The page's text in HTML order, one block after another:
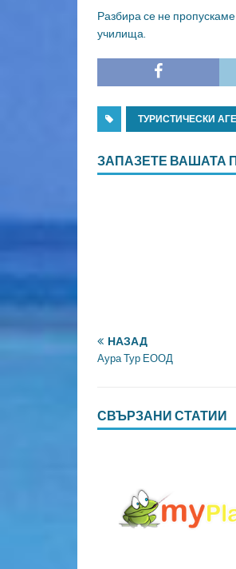
Разбира се не пропускаме
училища.
ТУРИСТИЧЕСКИ
ЗАПАЗЕТЕ ВАШАТА
НАЗАД
Аура Тур ЕООД
СВЪРЗАНИ СТАТИИ